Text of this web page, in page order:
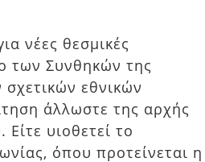
νέες θεσμικές
των Συνθηκών της
εθνικών
άλλωστε της αρχής
υιοθετεί το
όπου προτείνεται η